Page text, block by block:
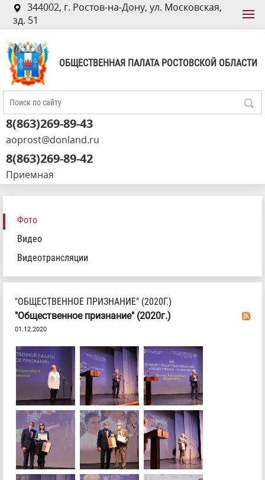
344002, г. Ростов-на-Дону, ул. Московская,
зд. 51
ОБЩЕСТВЕННАЯ ПАЛАТА РОСТОВСКОЙ ОБЛАСТИ
8(863)269-89-43
aoprost@donland.ru
8(863)269-89-42
Приемная
Фото
Видео
Видеотрансляции
"ОБЩЕСТВЕННОЕ ПРИЗНАНИЕ" (2020Г.)
"Общественное признание" (2020г.)
01.12.2020